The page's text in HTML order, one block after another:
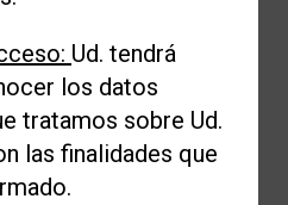
Ud. tendrá
los datos
tratamos sobre Ud.
las finalidades que